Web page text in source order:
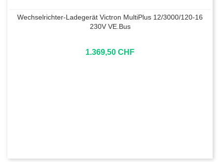
Wechselrichter-Ladegerät Victron MultiPlus 12/3000/120-16
230V VE.Bus
1.369,50 CHF